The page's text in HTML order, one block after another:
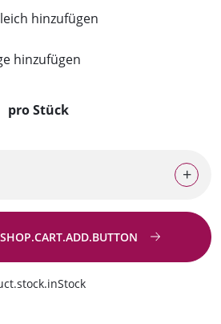
hinzufügen
hinzufügen
pro Stück
+